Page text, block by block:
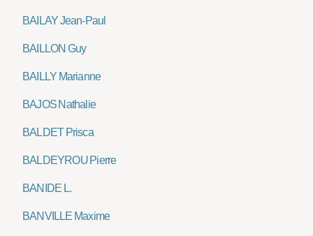
BAILAY Jean-Paul
BAILLON Guy
BAILLY Marianne
BAJOS Nathalie
BALDET Prisca
BALDEYROU Pierre
BANIDE L.
BANVILLE Maxime